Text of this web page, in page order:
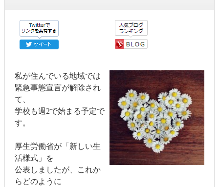
私が住んでいる地域では
緊急事態宣言が解除され
て、
学校も週2で始まる予定で
す。
厚生労働省が「新しい生
活様式」を
公表しましたが、これか
らどのように